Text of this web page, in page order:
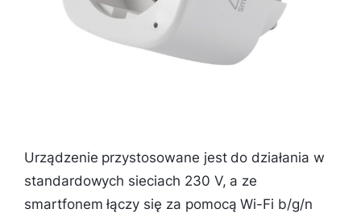
Urządzenie przystosowane jest do działania w
standardowych sieciach 230 V, a ze
smartfonem łączy się za pomocą Wi-Fi b/g/n